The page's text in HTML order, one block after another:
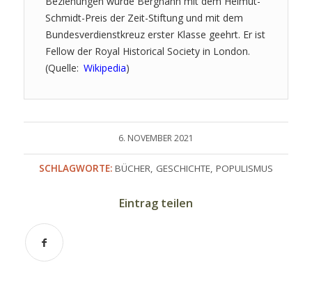
Schmidt-Preis der Zeit-Stiftung und mit dem
Bundesverdienstkreuz erster Klasse geehrt. Er ist
Fellow der Royal Historical Society in London.
(Quelle: Wikipedia)
6. NOVEMBER 2021
SCHLAGWORTE: BÜCHER, GESCHICHTE, POPULISMUS
Eintrag teilen